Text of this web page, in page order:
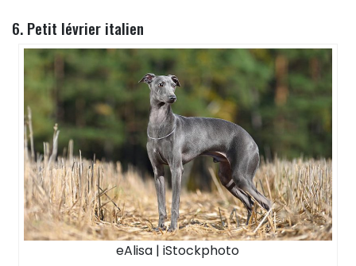
6. Petit lévrier italien
eAlisa | iStockphoto